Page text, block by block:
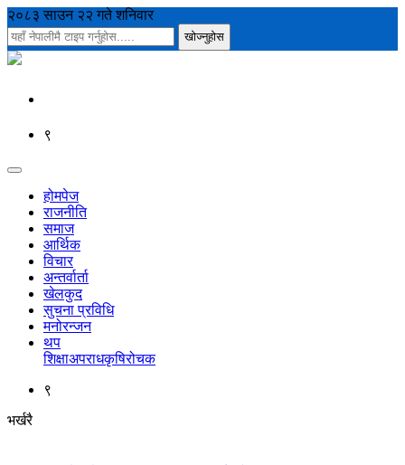
२०८३ साउन २२ गते शनिवार
९
होमपेज
राजनीति
समाज
आर्थिक
विचार
अन्तर्वार्ता
खेलकुद
सुचना प्रविधि
मनोरन्जन
थप
शिक्षाअपराधकृषिरोचक
९
भर्खरै